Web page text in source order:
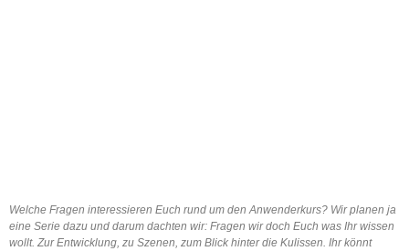
Welche Fragen interessieren Euch rund um den Anwenderkurs? Wir planen ja
eine Serie dazu und darum dachten wir: Fragen wir doch Euch was Ihr wissen
wollt. Zur Entwicklung, zu Szenen, zum Blick hinter die Kulissen. Ihr könnt